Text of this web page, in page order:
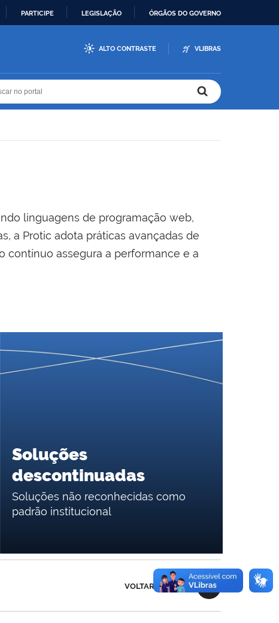
PARTICIPE LEGISLAÇÃO ÓRGÃOS DO GOVERNO
ALTO CONTRASTE VLIBRAS
linguagens de programação web,
a Protic adota práticas avançadas de
contínuo assegura a performance e a
Soluções
descontinuadas
Soluções não reconhecidas como
padrão institucional
VOLTAR AO TOPO